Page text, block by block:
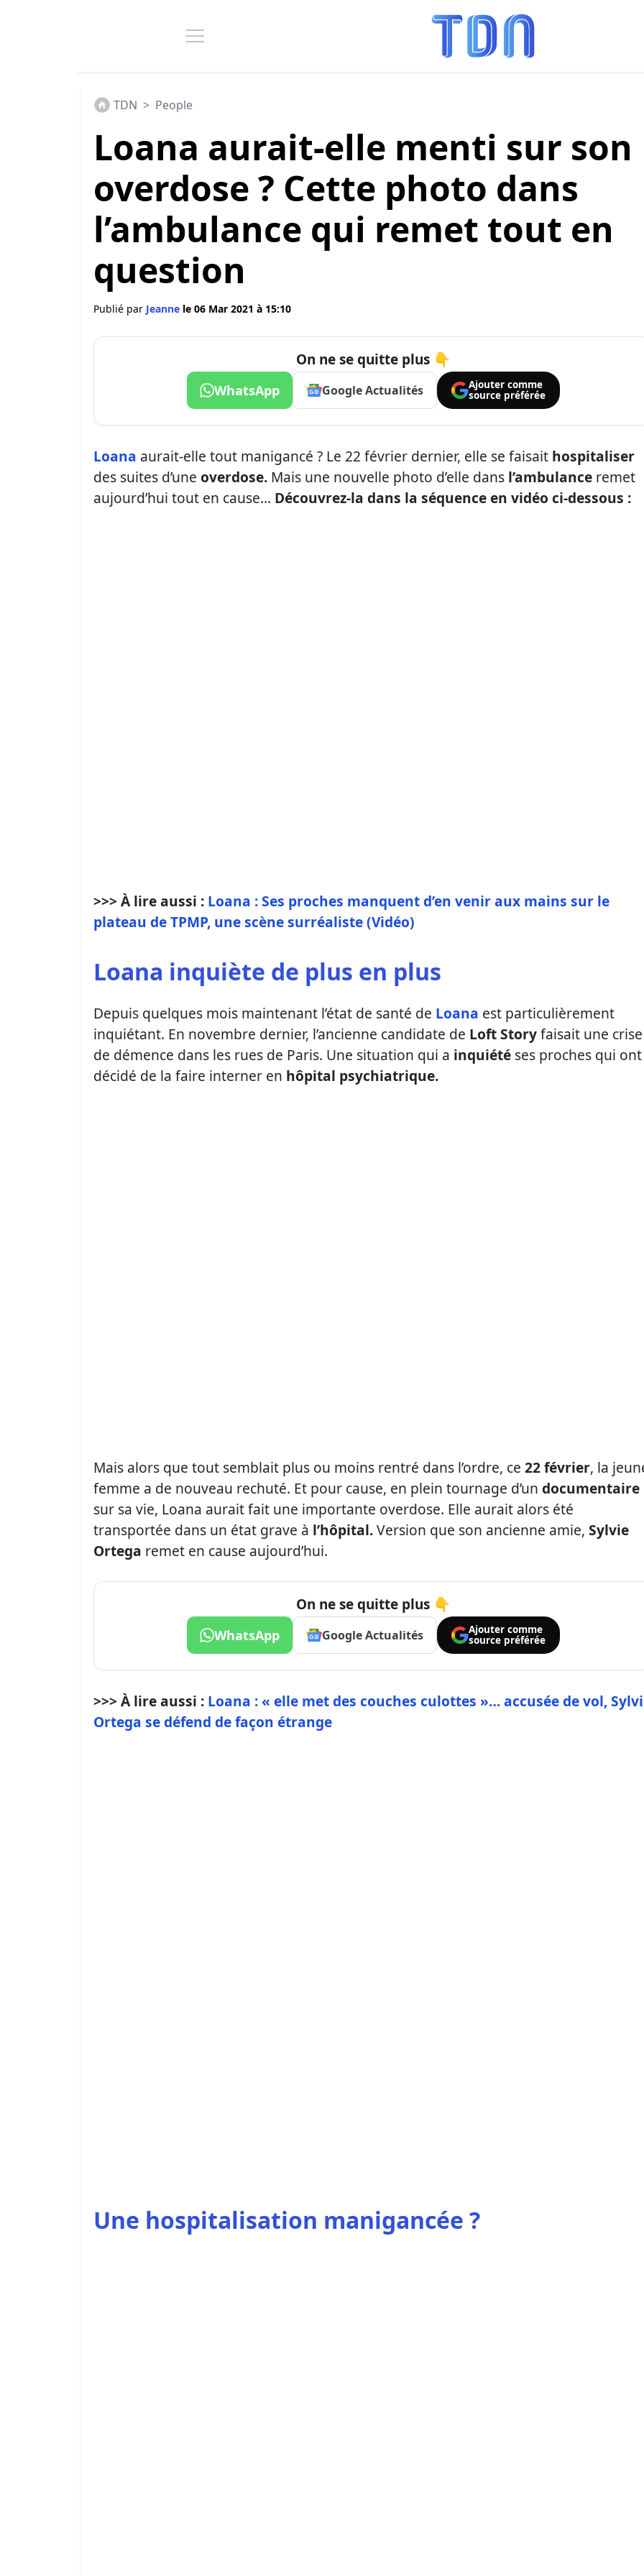
TDN > People
Loana aurait-elle menti sur son
overdose ? Cette photo dans
l’ambulance qui remet tout en
question
Publié par Jeanne le 06 Mar 2021 à 15:10
On ne se quitte plus 👇
WhatsApp Google Actualités
Ajouter comme
source préférée
Loana aurait-elle tout manigancé ? Le 22 février dernier, elle se faisait hospitaliser
des suites d’une overdose. Mais une nouvelle photo d’elle dans l’ambulance remet
aujourd’hui tout en cause… Découvrez-la dans la séquence en vidéo ci-dessous :
>>> À lire aussi : Loana : Ses proches manquent d’en venir aux mains sur le
plateau de TPMP, une scène surréaliste (Vidéo)
Loana inquiète de plus en plus
Depuis quelques mois maintenant l’état de santé de Loana est particulièrement
inquiétant. En novembre dernier, l’ancienne candidate de Loft Storyfaisait une crise
de démence dans les rues de Paris. Une situation qui a inquiété ses proches qui ont
décidé de la faire interner en hôpital psychiatrique.
Mais alors que tout semblait plus ou moins rentré dans l’ordre, ce 22 février, la
femme a de nouveau rechuté. Et pour cause, en plein tournage d’un documentaire
sur sa vie, Loana aurait fait une importante overdose. Elle aurait alors été
transportée dans un état grave à l’hôpital.Version que son ancienne amie, Sylvie
Ortega remet en cause aujourd’hui.
On ne se quitte plus 👇
WhatsApp Google Actualités
Ajouter comme
source préférée
>>> À lire aussi : Loana : « elle met des couches culottes »… accusée de vol,
Ortega se défend de façon étrange
Une hospitalisation manigancée ?